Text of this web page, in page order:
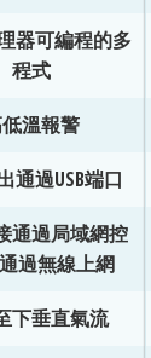
器可編程的多
程式
溫報警
通過USB端口
通過局域網控
過無線上網
下垂直氣流